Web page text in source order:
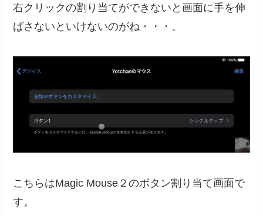
右クリックの割り当てができないと画面に手を伸
ばさないといけないのがね・・・。
こちらはMagic Mouse２のボタン割り当て画面で
す。